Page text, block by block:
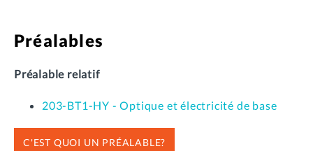
Préalables
Préalable relatif
203-BT1-HY - Optique et électricité de base
C'EST QUOI UN PRÉALABLE?